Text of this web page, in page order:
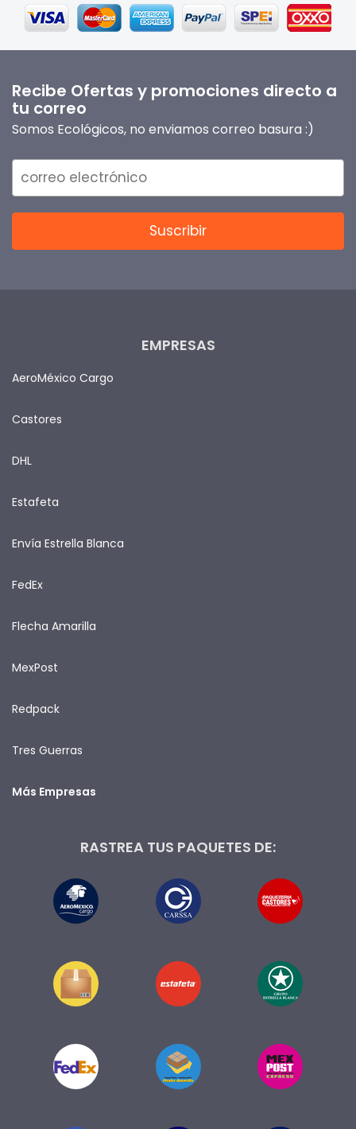
Recibe Ofertas y promociones directo a
tu correo
Somos Ecológicos, no enviamos correo basura :)
EMPRESAS
AeroMéxico Cargo
Castores
DHL
Estafeta
Envía Estrella Blanca
FedEx
Flecha Amarilla
MexPost
Redpack
Tres Guerras
Más Empresas
RASTREA TUS PAQUETES DE: